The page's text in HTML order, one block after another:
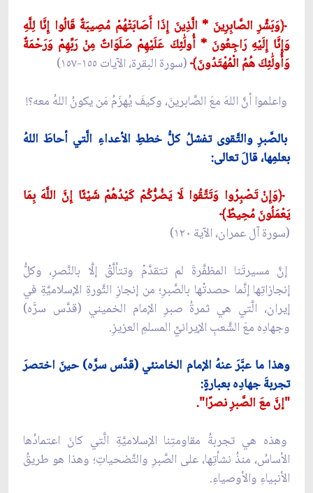
﴿وَبَشِّرِ الصَّابِرِينَ * الَّذِينَ إِذَا أَصَابَتْهُمْ مُصِيبَةٌ قَالُوا إِنَّا لِلَّهِ
وَإِنَّا إِلَيْهِ رَاجِعُونَ * أُولَٰئِكَ عَلَيْهِمْ صَلَوَاتٌ مِنْ رَبِّهِمْ وَرَحْمَةٌ
وَأُولَٰئِكَ هُمُ الْمُهْتَدُونَ﴾(سورة البقرة، الآيات ١٥٥-١٥٧)
واعلموا أنَّ اللهَ معَ الصَّابرينَ، وكيفَ يُهزَمُ مَن يكونُ اللهُ معه؟!
بالصَّبرِ والتَّقوى تفشلُ كلُّ خططِ الأعداءِ الَّتي أحاطَ اللهُ
بعلمِها، قالَ تعالى:
﴿وَإِنْ تَصْبِرُوا وَتَتَّقُوا لَا يَضُرُّكُمْ كَيْدُهُمْ شَيْئًا إِنَّ اللَّهَ بِمَا
يَعْمَلُونَ مُحِيطٌ﴾
(سورة آل عمران، الآية ١٢٠)
إنَّ مسيرتَنا المظفَّرةَ لم تتقدَّمْ وتتألَّقْ إلَّا بالنَّصرِ، وكلُّ
إنجازاتِها إنَّما حصدتْها بالصَّبرِ؛ من إنجازِ الثَّورةِ الإسلاميَّةِ في
إيران، الَّتي هي ثمرةُ صبرِ الإمام الخميني (قدَّس سرَّه)
وجهادِه معَ الشَّعبِ الإيرانيِّ المسلمِ العزيزِ.
وهذا ما عبَّرَ عنهُ الإمام الخامنئي (قدَّس سرَّه) حينَ اختصرَ
تجربةَ جهادِه بعبارةٍ:
"إنَّ معَ الصَّبرِ نصرًا".
وهذه هي تجربةُ مقاومتِنا الإسلاميَّةِ الَّتي كانَ اعتمادُها
الأساسُ، منذُ نشأتِها، على الصَّبرِ والتَّضحياتِ؛ وهذا هو طريقُ
الأنبياءِ والأوصياءِ.